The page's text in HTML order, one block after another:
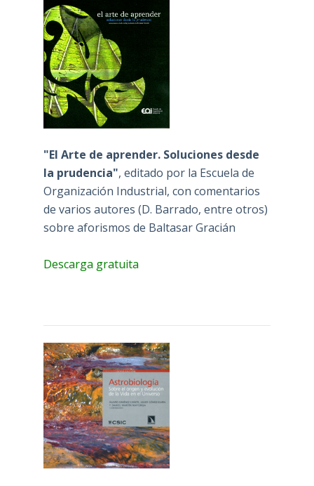
"El Arte de aprender. Soluciones desde
la prudencia", editado por la Escuela de
Organización Industrial, con comentarios
de varios autores (D. Barrado, entre otros)
sobre aforismos de Baltasar Gracián
Descarga gratuita